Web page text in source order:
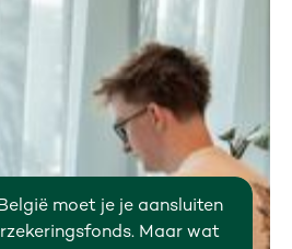
moet je je aansluiten
Maar wat